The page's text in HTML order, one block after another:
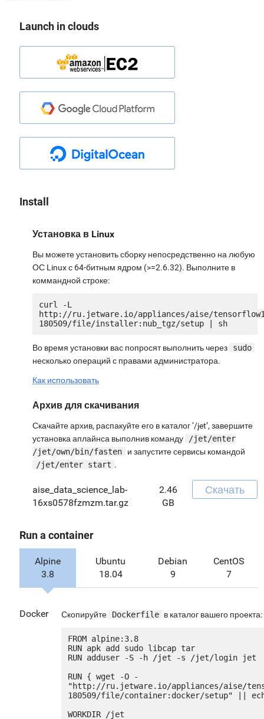
Launch in clouds
Install
Установка в Linux
Вы можете установить сборку непосредственно на любую
ОС Linux с 64-битным ядром (>=2.6.32). Выполните в
коммандной строке:
curl -L
http://ru.jetware.io/appliances/aise/
Во время установки вас попросят выполнить через
sudo
несколько операций с правами администратора.
Как использовать
Архив для скачивания
Скачайте архив, распакуйте его в каталог ‘/jet’, завершите
установка аплайнса выполнив команду
/jet/enter
/jet/own/bin/fasten
и запустите сервисы командой
/jet/enter start .
aise_data_science_lab-
16xs0578fzmzm.tar.gz
2.46
GB
Скачать
Run a container
Alpine
3.8
Ubuntu
18.04
Debian
9
CentOS
7
Docker Скопируйте Dockerfile в каталог вашего проекта:
FROM alpine:3.8
RUN apk add sudo libcap tar
RUN adduser -S -h /jet -s /jet/login jet
RUN { wget -O -
"http://ru.jetware.io/appliances/aise/
180509/file/container:docker/setup" ||
WORKDIR /jet